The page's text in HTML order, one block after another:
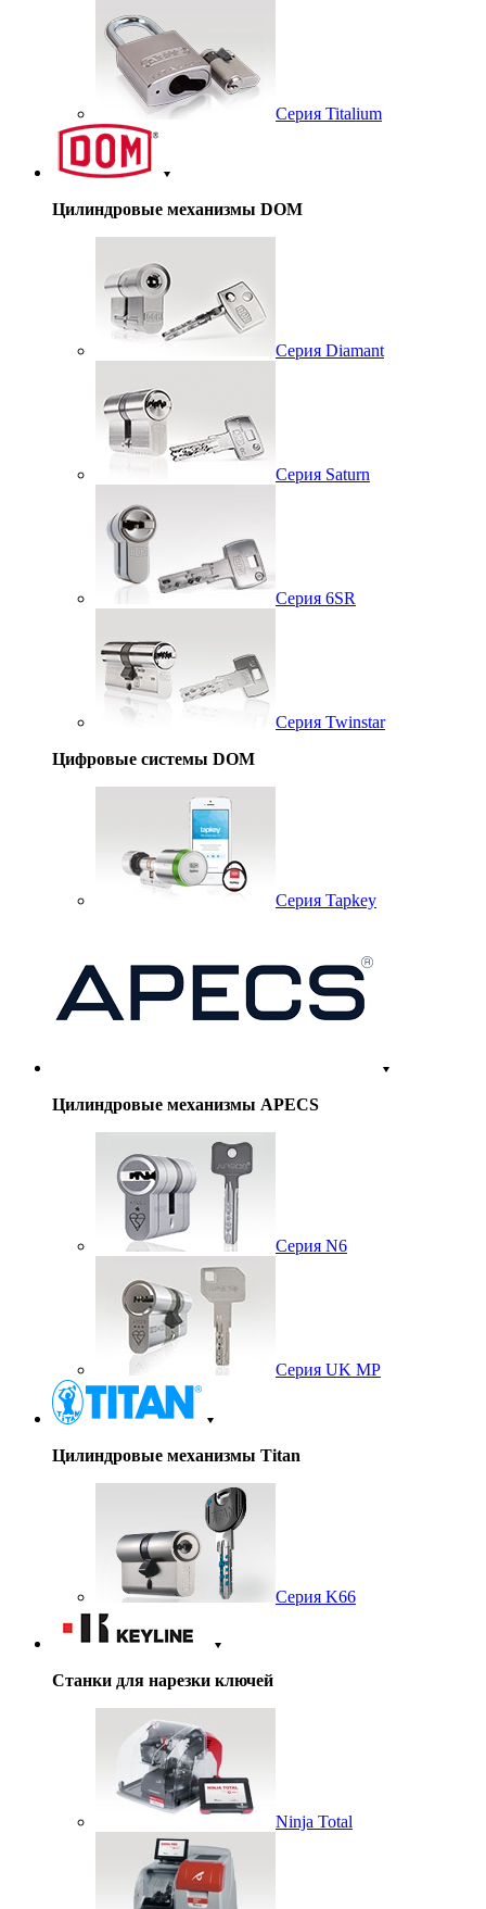
Серия Titalium
Цилиндровые механизмы DOM
Серия Diamant
Серия Saturn
Серия 6SR
Серия Twinstar
Цифровые системы DOM
Серия Tapkey
Цилиндровые механизмы APECS
Серия N6
Серия UK MP
Цилиндровые механизмы Titan
Серия K66
Станки для нарезки ключей
Ninja Total